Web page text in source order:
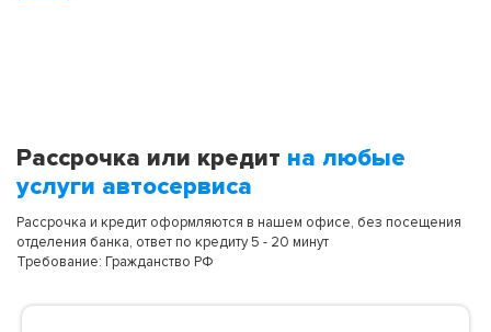
Рассрочка или кредит на любые
услуги автосервиса
Рассрочка и кредит оформляются в нашем офисе, без посещения
отделения банка, ответ по кредиту 5 - 20 минут
Требование: Гражданство РФ